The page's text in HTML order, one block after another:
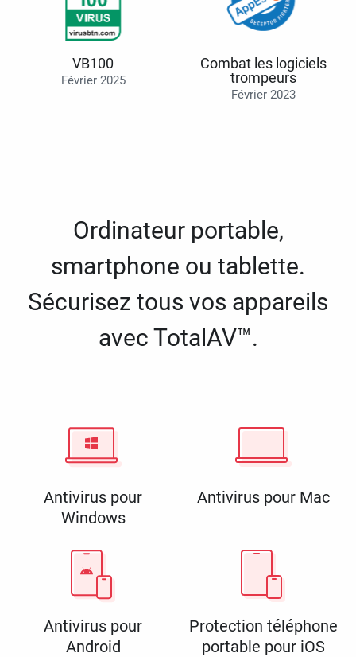
VB100
Février 2025
Combat les logiciels
trompeurs
Février 2023
Ordinateur portable,
smartphone ou tablette.
Sécurisez tous vos appareils
avec TotalAV™.
Antivirus pour
Windows
Antivirus pour Mac
Antivirus pour
Android
Protection téléphone
portable pour iOS